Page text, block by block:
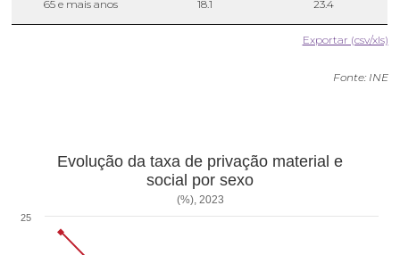
65 e mais anos 18.1 23.4
Exportar (csv/xls)
Fonte: INE
Evolução da taxa de privação material e
social por sexo
(%), 2023
25